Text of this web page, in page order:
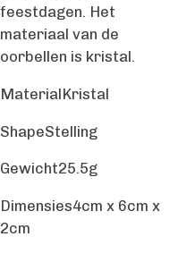
feestdagen. Het
materiaal van de
oorbellen is kristal.
MaterialKristal
ShapeStelling
Gewicht25.5g
Dimensies4cm x 6cm x
2cm